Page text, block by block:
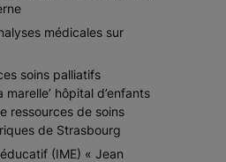
médicales sur
soins palliatifs
marelle’ hôpital d’enfants
ressources de soins
de Strasbourg
(IME) « Jean